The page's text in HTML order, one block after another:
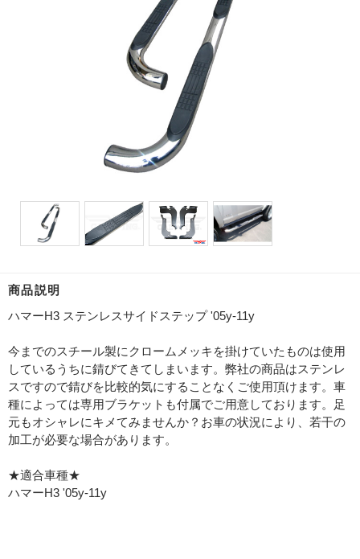
商品説明
ハマーH3 ステンレスサイドステップ '05y-11y
今までのスチール製にクロームメッキを掛けていたものは使用
しているうちに錆びてきてしまいます。弊社の商品はステンレ
スですので錆びを比較的気にすることなくご使用頂けます。車
種によっては専用ブラケットも付属でご用意しております。足
元もオシャレにキメてみませんか？お車の状況により、若干の
加工が必要な場合があります。
★適合車種★
ハマーH3 '05y-11y